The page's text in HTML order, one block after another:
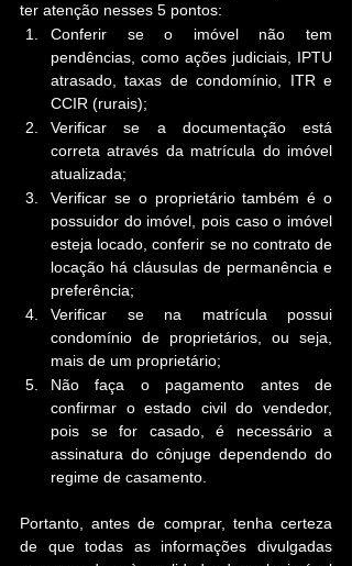
ter atenção nesses 5 pontos:
Conferir se o imóvel não tem
pendências, como ações judiciais, IPTU
atrasado, taxas de condomínio, ITR e
CCIR (rurais);
Verificar se a documentação está
correta através da matrícula do imóvel
atualizada;
Verificar se o proprietário também é o
possuidor do imóvel, pois caso o imóvel
esteja locado, conferir se no contrato de
locação há cláusulas de permanência e
preferência;
Verificar se na matrícula possui
condomínio de proprietários, ou seja,
mais de um proprietário;
Não faça o pagamento antes de
confirmar o estado civil do vendedor,
pois se for casado, é necessário a
assinatura do cônjuge dependendo do
regime de casamento.
Portanto, antes de comprar, tenha certeza
de que todas as informações divulgadas